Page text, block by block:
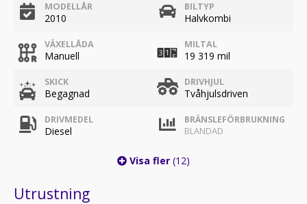
MODELLÅR
2010
BILTYP
Halvkombi
VÄXELLÅDA
Manuell
MILTAL
19 319 mil
SKICK
Begagnad
DRIVHJUL
Tvåhjulsdriven
DRIVMEDEL
Diesel
BRÄNSLEFÖRBRUKNING
BLANDAD
Visa fler (12)
Utrustning